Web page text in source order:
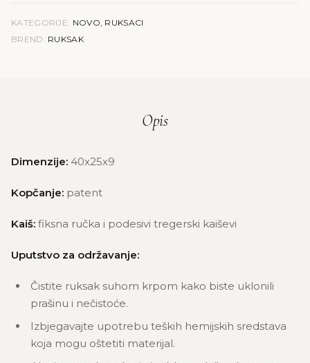
KATEGORIJE: NOVO, RUKSACI
BREND: RUKSAK
Opis
Dimenzije: 40x25x9
Kopčanje: patent
Kaiš: fiksna ručka i podesivi tregerski kaiševi
Uputstvo za održavanje:
Čistite ruksak suhom krpom kako biste uklonili
prašinu i nečistoće.
Izbjegavajte upotrebu teških hemijskih sredstava
koja mogu oštetiti materijal.